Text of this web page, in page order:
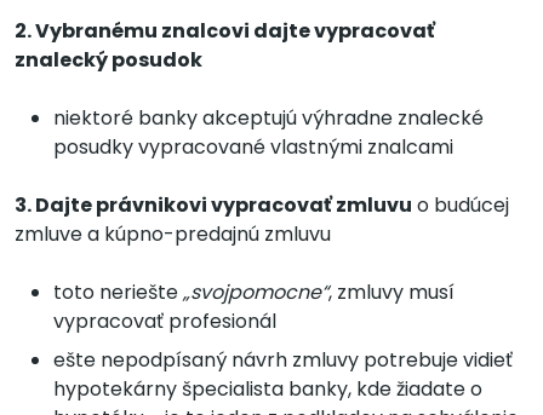
2. Vybranému znalcovi dajte vypracovať
znalecký posudok
niektoré banky akceptujú výhradne znalecké
posudky vypracované vlastnými znalcami
3. Dajte právnikovi vypracovať zmluvu o budúcej
zmluve a kúpno-predajnú zmluvu
toto neriešte„svojpomocne“, zmluvy musí
vypracovať profesionál
ešte nepodpísaný návrh zmluvy potrebuje vidieť
hypotekárny špecialista banky, kde žiadate o